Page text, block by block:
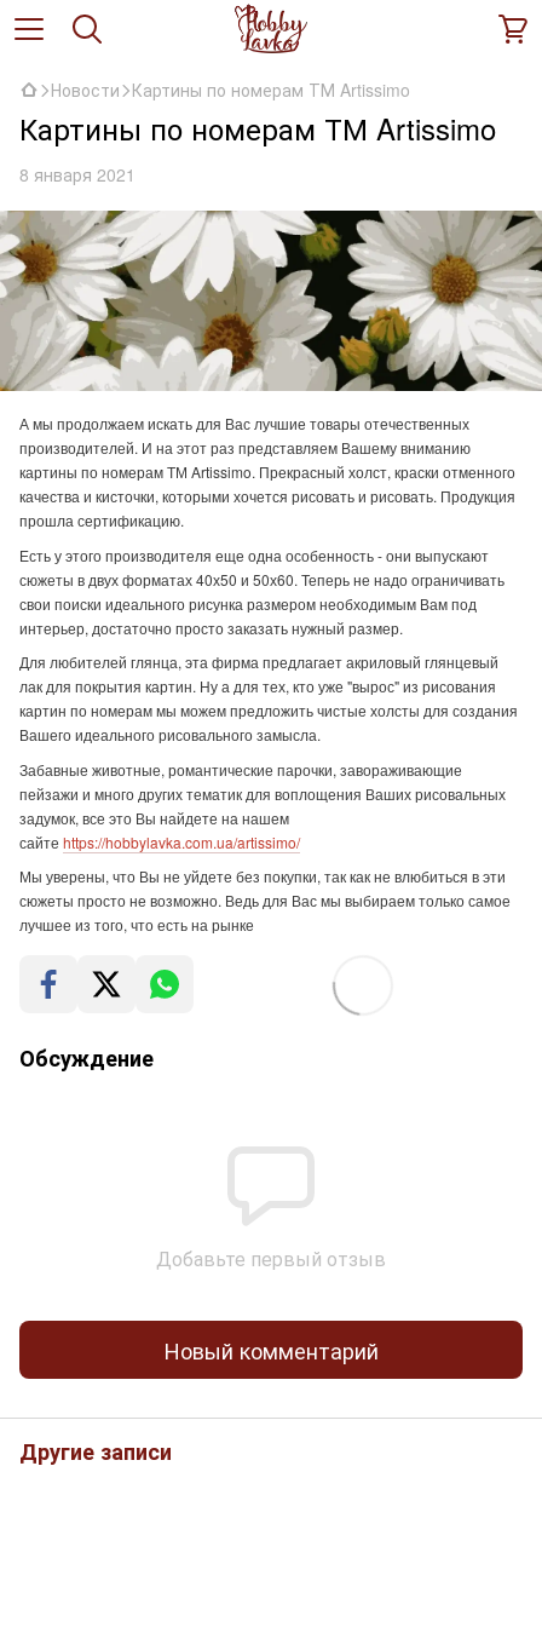
Новости Картины по номерам ТМ Artissimo
Картины по номерам ТМ Artissimo
8 января 2021
А мы продолжаем искать для Вас лучшие товары отечественных
производителей. И на этот раз представляем Вашему вниманию
картины по номерам ТМ Artissimo. Прекрасный холст, краски отменного
качества и кисточки, которыми хочется рисовать и рисовать. Продукция
прошла сертификацию.
Есть у этого производителя еще одна особенность - они выпускают
сюжеты в двух форматах 40х50 и 50х60. Теперь не надо ограничивать
свои поиски идеального рисунка размером необходимым Вам под
интерьер, достаточно просто заказать нужный размер.
Для любителей глянца, эта фирма предлагает акриловый глянцевый
лак для покрытия картин. Ну а для тех, кто уже "вырос" из рисования
картин по номерам мы можем предложить чистые холсты для создания
Вашего идеального рисовального замысла.
Забавные животные, романтические парочки, завораживающие
пейзажи и много других тематик для воплощения Ваших рисовальных
задумок, все это Вы найдете на нашем
сайте https://hobbylavka.com.ua/artissimo/
Мы уверены, что Вы не уйдете без покупки, так как не влюбиться в эти
сюжеты просто не возможно. Ведь для Вас мы выбираем только самое
лучшее из того, что есть на рынке
Обсуждение
Добавьте первый отзыв
Новый комментарий
Другие записи